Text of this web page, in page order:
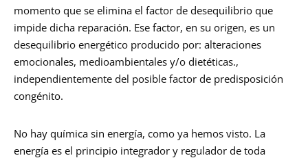
momento que se elimina el factor de desequilibrio que
impide dicha reparación. Ese factor, en su origen, es un
desequilibrio energético producido por: alteraciones
emocionales, medioambientales y/o dietéticas.,
independientemente del posible factor de predisposición
congénito.
No hay química sin energía, como ya hemos visto. La
energía es el principio integrador y regulador de toda